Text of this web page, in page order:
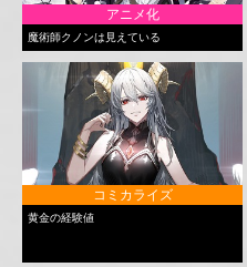
アニメ化
魔術師クノンは見えている
コミカライズ
黄金の経験値